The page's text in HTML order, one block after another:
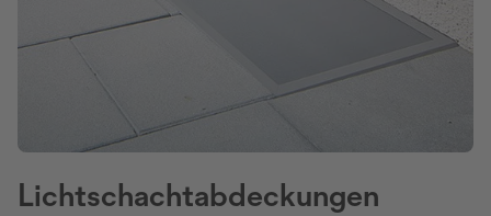
Lichtschachtabdeckungen